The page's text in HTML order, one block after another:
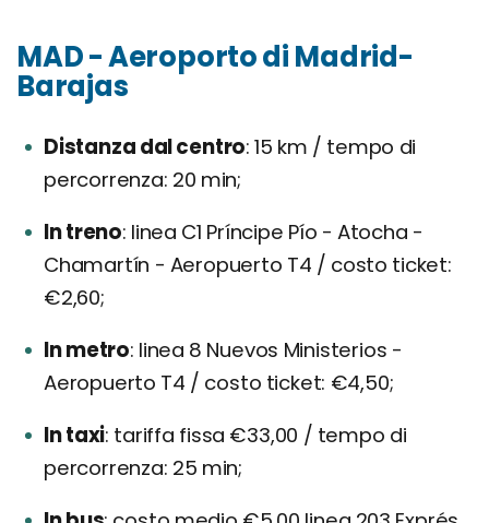
MAD - Aeroporto di Madrid-
Barajas
Distanza dal centro 15 km / tempo di
percorrenza: 20 min;
In treno linea C1 Príncipe Pío - Atocha -
Chamartín - Aeropuerto T4 / costo ticket:
€2,60;
In metro linea 8 Nuevos Ministerios -
Aeropuerto T4 / costo ticket: €4,50;
In taxi tariffa fissa €33,00 / tempo di
percorrenza: 25 min;